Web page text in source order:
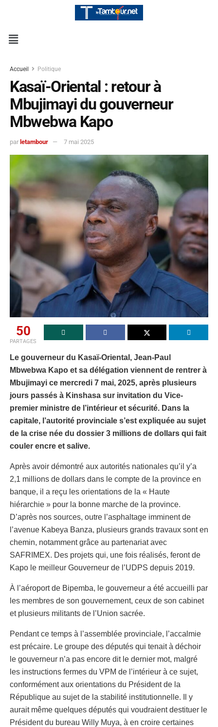
Accueil Politique
Kasaï-Oriental : retour à
Mbujimayi du gouverneur
Mbwebwa Kapo
par letambour 7 mai 2025
50
PARTAGES
Le gouverneur du Kasaï-Oriental, Jean-Paul
Mbwebwa Kapo et sa délégation viennent de rentrer à
Mbujimayi ce mercredi 7 mai, 2025, après plusieurs
jours passés à Kinshasa sur invitation du Vice-
premier ministre de l’intérieur et sécurité. Dans la
capitale, l’autorité provinciale s’est expliquée au sujet
de la crise née du dossier 3 millions de dollars qui fait
couler encre et salive.
Après avoir démontré aux autorités nationales qu’il y’a
2,1 millions de dollars dans le compte de la province en
banque, il a reçu les orientations de la « Haute
hiérarchie » pour la bonne marche de la province.
D’après nos sources, outre l’asphaltage imminent de
l’avenue Kabeya Banza, plusieurs grands travaux sont en
chemin, notamment grâce au partenariat avec
SAFRIMEX. Des projets qui, une fois réalisés, feront de
Kapo le meilleur Gouverneur de l’UDPS depuis 2019.
À l’aéroport de Bipemba, le gouverneur a été accueilli par
les membres de son gouvernement, ceux de son cabinet
et plusieurs militants de l’Union sacrée.
Pendant ce temps à l’assemblée provinciale, l’accalmie
est précaire. Le groupe des députés qui tenait à déchoir
le gouverneur n’a pas encore dit le dernier mot, malgré
les instructions fermes du VPM de l’intérieur à ce sujet,
conformément aux orientations du Président de la
République au sujet de la stabilité institutionnelle. Il y
aurait même quelques députés qui voudraient destituer le
Président du bureau Willy Muya, à en croire certaines